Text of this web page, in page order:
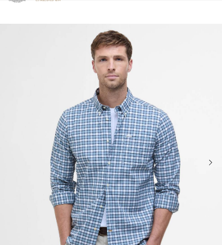
Clicca per visualizzare la nostra Dichiarazione di Accessibilità